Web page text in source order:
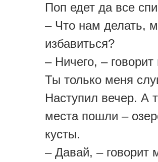
Поп едет да все
– Что нам делать,
избавиться?
– Ничего, –
Ты только меня
Наступил вечер. А
места пошли –
кусты.
– Давай, – говорит